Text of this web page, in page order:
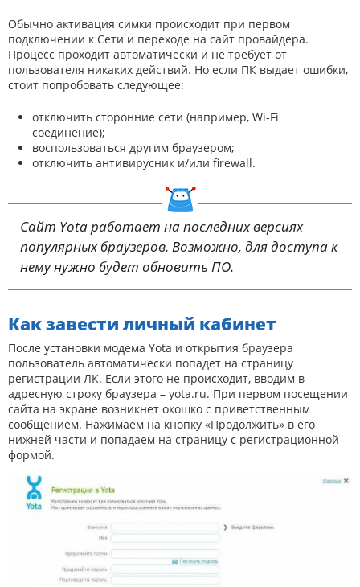
Обычно активация симки происходит при первом
подключении к Сети и переходе на сайт провайдера.
Процесс проходит автоматически и не требует от
пользователя никаких действий. Но если ПК выдает ошибки,
стоит попробовать следующее:
отключить сторонние сети (например, Wi-Fi
соединение);
воспользоваться другим браузером;
отключить антивирусник и/или firewall.
Сайт Yota работает на последних версиях
популярных браузеров. Возможно, для доступа к
нему нужно будет обновить ПО.
Как завести личный кабинет
После установки модема Yota и открытия браузера
пользователь автоматически попадет на страницу
регистрации ЛК. Если этого не происходит, вводим в
адресную строку браузера – yota.ru. При первом посещении
сайта на экране возникнет окошко с приветственным
сообщением. Нажимаем на кнопку «Продолжить» в его
нижней части и попадаем на страницу с регистрационной
формой.